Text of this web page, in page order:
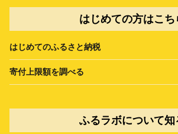
はじめての方はこち
はじめてのふるさと納税
寄付上限額を調べる
ふるラボについて知